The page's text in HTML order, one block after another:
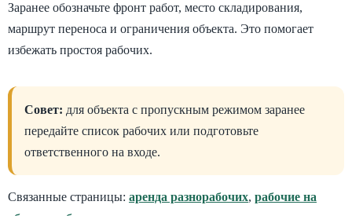
Заранее обозначьте фронт работ, место складирования,
маршрут переноса и ограничения объекта. Это помогает
избежать простоя рабочих.
Совет: для объекта с пропускным режимом заранее
передайте список рабочих или подготовьте
ответственного на входе.
Связанные страницы: аренда разнорабочих, рабочие на